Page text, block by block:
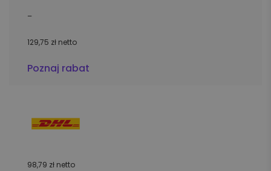
–
129,75 zł netto
Poznaj rabat
98,79 zł netto